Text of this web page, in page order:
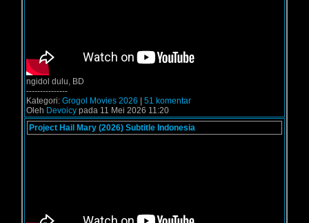
ngidol dulu, BD
---------------
Kategori: Grogol Movies 2026
51 komentar
Oleh Devoicy pada 11 Mei 2026 11:20
Project Hail Mary (2026) Subtitle Indonesia